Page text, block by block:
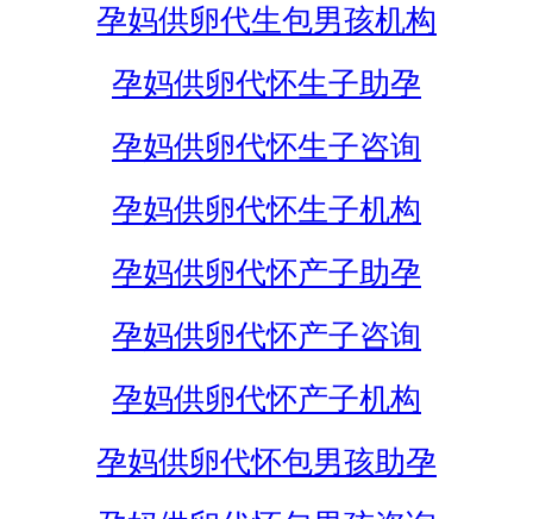
孕妈供卵代生包男孩机构
孕妈供卵代怀生子助孕
孕妈供卵代怀生子咨询
孕妈供卵代怀生子机构
孕妈供卵代怀产子助孕
孕妈供卵代怀产子咨询
孕妈供卵代怀产子机构
孕妈供卵代怀包男孩助孕